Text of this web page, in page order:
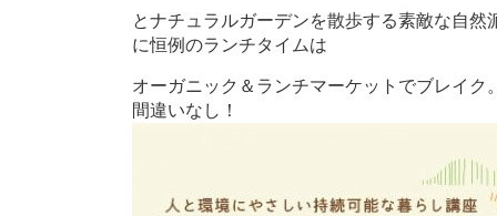
とナチュラルガーデンを散歩する素敵な自然
に恒例のランチタイムは
オーガニック＆ランチマーケットでブレイク
間違いなし！